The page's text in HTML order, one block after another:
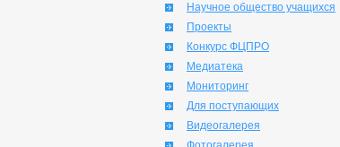
Научное общество учащихся
Проекты
Конкурс ФЦПРО
Медиатека
Мониторинг
Для поступающих
Видеогалерея